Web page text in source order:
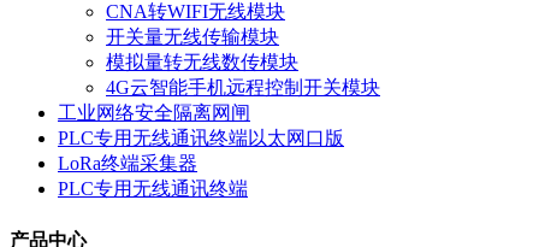
CNA转WIFI无线模块
开关量无线传输模块
模拟量转无线数传模块
4G云智能手机远程控制开关模块
工业网络安全隔离网闸
PLC专用无线通讯终端以太网口版
LoRa终端采集器
PLC专用无线通讯终端
产品中心